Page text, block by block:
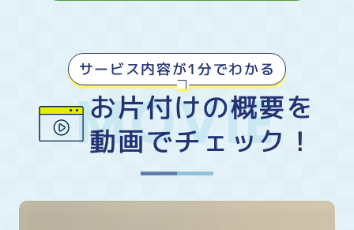
サービス内容が1分でわかる
お片付けの概要を
動画でチェック！